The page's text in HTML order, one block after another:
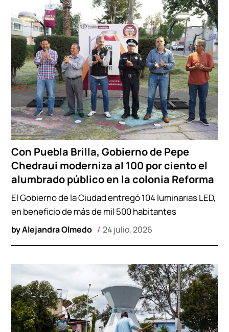
Con Puebla Brilla, Gobierno de Pepe
Chedraui moderniza al 100 por ciento el
alumbrado público en la colonia Reforma
byAlejandra Olmedo 24 julio, 2026
El Gobierno de la Ciudad entregó 104 luminarias LED,
en beneficio de más de mil 500 habitantes